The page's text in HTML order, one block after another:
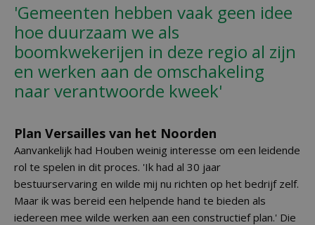
'Gemeenten hebben vaak geen idee
hoe duurzaam we als
boomkwekerijen in deze regio al zijn
en werken aan de omschakeling
naar verantwoorde kweek'
Plan Versailles van het Noorden
Aanvankelijk had Houben weinig interesse om een leidende
rol te spelen in dit proces. 'Ik had al 30 jaar
bestuurservaring en wilde mij nu richten op het bedrijf zelf.
Maar ik was bereid een helpende hand te bieden als
iedereen mee wilde werken aan een constructief plan.' Die